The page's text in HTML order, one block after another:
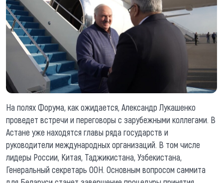
На полях Форума, как ожидается, Александр Лукашенко
проведет встречи и переговоры с зарубежными коллегами. В
Астане уже находятся главы ряда государств и
руководители международных организаций. В том числе
лидеры России, Китая, Таджикистана, Узбекистана,
Генеральный секретарь ООН. Основным вопросом саммита